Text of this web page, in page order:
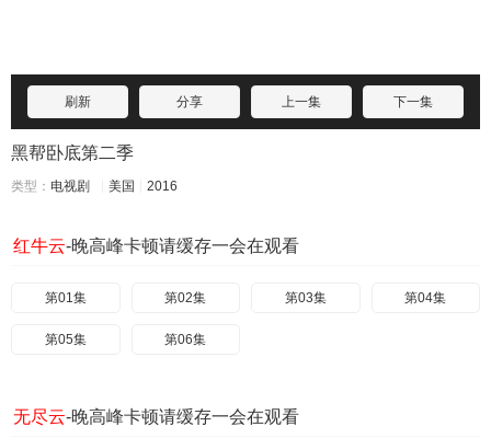
刷新 分享 上一集 下一集
黑帮卧底第二季
类型： 电视剧 美国 2016
红牛云-晚高峰卡顿请缓存一会在观看
第01集 第02集 第03集 第04集
第05集 第06集
无尽云-晚高峰卡顿请缓存一会在观看